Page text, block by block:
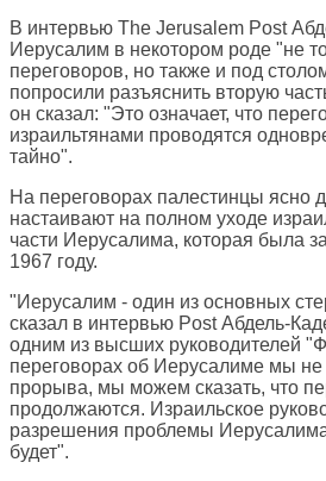
В интервью The Jerusalem Post
Иерусалим в некотором роде "не
переговоров, но также и под
попросили разъяснить вторую
он сказал: "Это означает, что
израильтянами проводятся
тайно".
На переговорах палестинцы ясно
настаивают на полном уходе
части Иерусалима, которая была
1967 году.
"Иерусалим - один из основных
сказал в интервью Post Абдель-
одним из высших руководителей
переговорах об Иерусалиме мы не
прорыва, мы можем сказать, что
продолжаются. Израильское
разрешения проблемы
будет".